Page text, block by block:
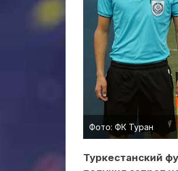
Фото: ФК Туран
Туркестанский